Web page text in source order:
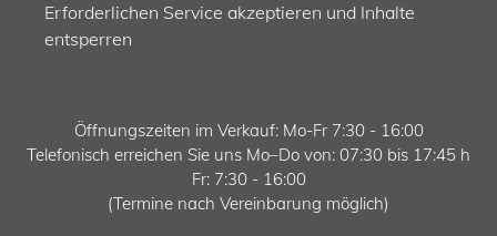
Erforderlichen Service akzeptieren und Inhalte
entsperren
Öffnungszeiten im Verkauf: Mo-Fr 7:30 - 16:00
Telefonisch erreichen Sie uns Mo–Do von: 07:30 bis 17:45 h
Fr: 7:30 - 16:00
(Termine nach Vereinbarung möglich)